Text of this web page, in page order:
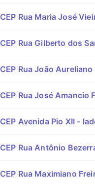
CEP Rua Maria José
CEP Rua Gilberto dos
CEP Rua João Aureliano
CEP Rua José Amancio
CEP Avenida Pio XII -
CEP Rua Antônio
CEP Rua Maximiano